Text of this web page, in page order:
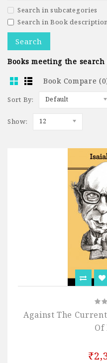
Search in subcategories
Search in Book
Books meeting the
Book Compare
Sort By: Default
Show: 12
Against The
Of